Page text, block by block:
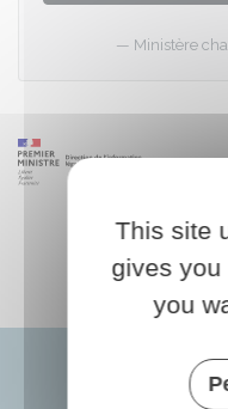
Ministère
This site
gives you
you